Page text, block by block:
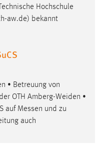
• Betreuung von
OTH
auf Messen und zu
auch